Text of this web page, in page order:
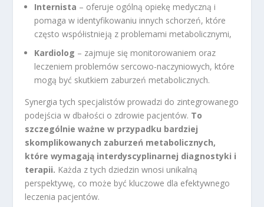
Internista – oferuje ogólną opiekę medyczną i
pomaga w identyfikowaniu innych schorzeń, które
często współistnieją z problemami metabolicznymi,
Kardiolog – zajmuje się monitorowaniem oraz
leczeniem problemów sercowo-naczyniowych, które
mogą być skutkiem zaburzeń metabolicznych.
Synergia tych specjalistów prowadzi do zintegrowanego
podejścia w dbałości o zdrowie pacjentów. To
szczególnie ważne w przypadku bardziej
skomplikowanych zaburzeń metabolicznych,
które wymagają interdyscyplinarnej diagnostyki i
terapii. Każda z tych dziedzin wnosi unikalną
perspektywę, co może być kluczowe dla efektywnego
leczenia pacjentów.